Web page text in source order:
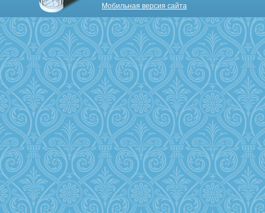
Мобильная версия сайта